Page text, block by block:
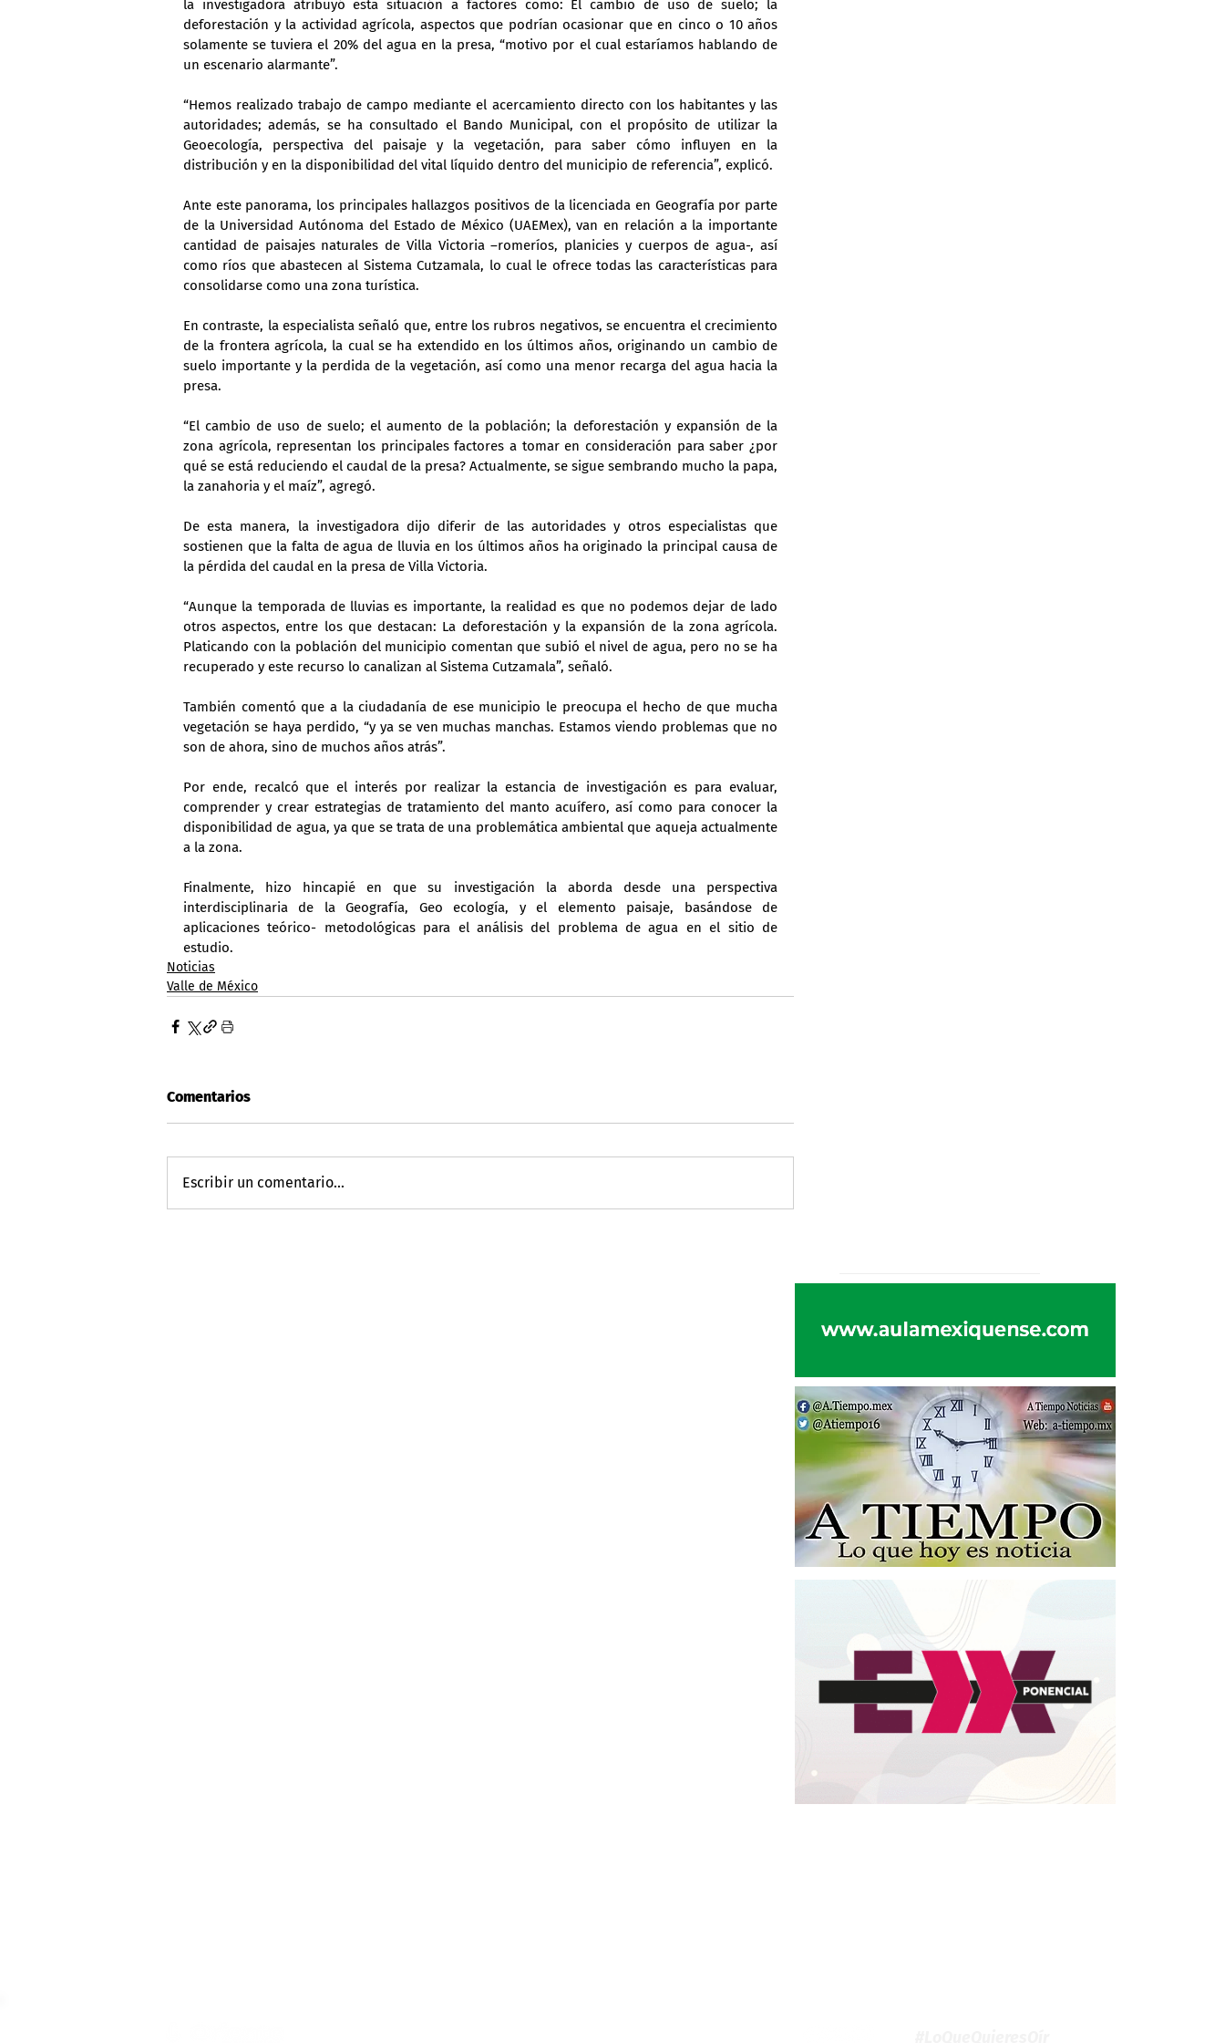
la investigadora atribuyó esta situación a factores como: El cambio de uso de suelo; la
deforestación y la actividad agrícola, aspectos que podrían ocasionar que en cinco o 10 años
solamente se tuviera el 20% del agua en la presa, “motivo por el cual estaríamos hablando de
un escenario alarmante”.
“Hemos realizado trabajo de campo mediante el acercamiento directo con los habitantes y las
autoridades; además, se ha consultado el Bando Municipal, con el propósito de utilizar la
Geoecología, perspectiva del paisaje y la vegetación, para saber cómo influyen en la
distribución y en la disponibilidad del vital líquido dentro del municipio de referencia”, explicó.
Ante este panorama, los principales hallazgos positivos de la licenciada en Geografía por parte
de la Universidad Autónoma del Estado de México (UAEMex), van en relación a la importante
cantidad de paisajes naturales de Villa Victoria –romeríos, planicies y cuerpos de agua-, así
como ríos que abastecen al Sistema Cutzamala, lo cual le ofrece todas las características para
consolidarse como una zona turística.
En contraste, la especialista señaló que, entre los rubros negativos, se encuentra el crecimiento
de la frontera agrícola, la cual se ha extendido en los últimos años, originando un cambio de
suelo importante y la perdida de la vegetación, así como una menor recarga del agua hacia la
presa.
“El cambio de uso de suelo; el aumento de la población; la deforestación y expansión de la
zona agrícola, representan los principales factores a tomar en consideración para saber ¿por
qué se está reduciendo el caudal de la presa? Actualmente, se sigue sembrando mucho la papa,
la zanahoria y el maíz”, agregó.
De esta manera, la investigadora dijo diferir de las autoridades y otros especialistas que
sostienen que la falta de agua de lluvia en los últimos años ha originado la principal causa de
la pérdida del caudal en la presa de Villa Victoria.
“Aunque la temporada de lluvias es importante, la realidad es que no podemos dejar de lado
otros aspectos, entre los que destacan: La deforestación y la expansión de la zona agrícola.
Platicando con la población del municipio comentan que subió el nivel de agua, pero no se ha
recuperado y este recurso lo canalizan al Sistema Cutzamala”, señaló.
También comentó que a la ciudadanía de ese municipio le preocupa el hecho de que mucha
vegetación se haya perdido, “y ya se ven muchas manchas. Estamos viendo problemas que no
son de ahora, sino de muchos años atrás”.
Por ende, recalcó que el interés por realizar la estancia de investigación es para evaluar,
comprender y crear estrategias de tratamiento del manto acuífero, así como para conocer la
disponibilidad de agua, ya que se trata de una problemática ambiental que aqueja actualmente
a la zona.
Finalmente, hizo hincapié en que su investigación la aborda desde una perspectiva
interdisciplinaria de la Geografía, Geo ecología, y el elemento paisaje, basándose de
aplicaciones teórico- metodológicas para el análisis del problema de agua en el sitio de
estudio.
Noticias
Valle de México
Comentarios
Escribir un comentario...